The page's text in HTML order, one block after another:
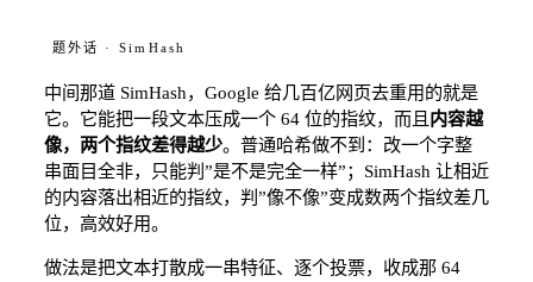
题外话 · SimHash
中间那道 SimHash，Google 给几百亿网页去重用的就是
它。它能把一段文本压成一个 64 位的指纹，而且 内容越
像，两个指纹差得越少。普通哈希做不到：改一个字整
串面目全非，只能判”是不是完全一样”；SimHash 让相近
的内容落出相近的指纹，判”像不像”变成数两个指纹差几
位，高效好用。
做法是把文本打散成一串特征、逐个投票，收成那 64